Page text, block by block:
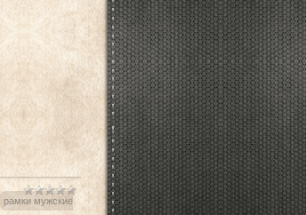
рамки мужские